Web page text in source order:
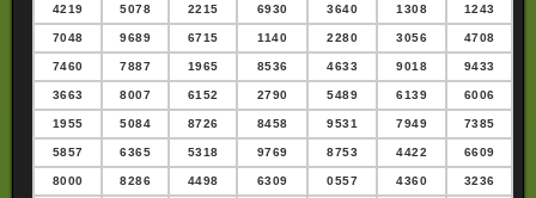
4219 5078 2215 6930 3640 1308 1243
7048 9689 6715 1140 2280 3056 4708
7460 7887 1965 8536 4633 9018 9433
3663 8007 6152 2790 5489 6139 6006
1955 5084 8726 8458 9531 7949 7385
5857 6365 5318 9769 8753 4422 6609
8000 8286 4498 6309 0557 4360 3236